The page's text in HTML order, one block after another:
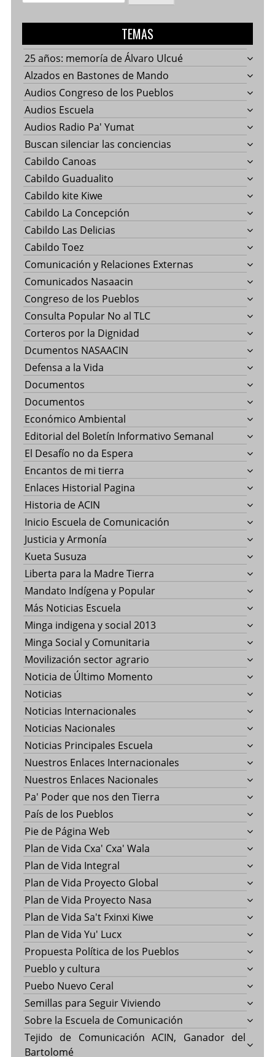
TEMAS
25 años: memoría de Álvaro Ulcué
Alzados en Bastones de Mando
Audios Congreso de los Pueblos
Audios Escuela
Audios Radio Pa' Yumat
Buscan silenciar las conciencias
Cabildo Canoas
Cabildo Guadualito
Cabildo kite Kiwe
Cabildo La Concepción
Cabildo Las Delicias
Cabildo Toez
Comunicación y Relaciones Externas
Comunicados Nasaacin
Congreso de los Pueblos
Consulta Popular No al TLC
Corteros por la Dignidad
Dcumentos NASAACIN
Defensa a la Vida
Documentos
Documentos
Económico Ambiental
Editorial del Boletín Informativo Semanal
El Desafío no da Espera
Encantos de mi tierra
Enlaces Historial Pagina
Historia de ACIN
Inicio Escuela de Comunicación
Justicia y Armonía
Kueta Susuza
Liberta para la Madre Tierra
Mandato Indígena y Popular
Más Noticias Escuela
Minga indigena y social 2013
Minga Social y Comunitaria
Movilización sector agrario
Noticia de Último Momento
Noticias
Noticias Internacionales
Noticias Nacionales
Noticias Principales Escuela
Nuestros Enlaces Internacionales
Nuestros Enlaces Nacionales
Pa' Poder que nos den Tierra
País de los Pueblos
Pie de Página Web
Plan de Vida Cxa' Cxa' Wala
Plan de Vida Integral
Plan de Vida Proyecto Global
Plan de Vida Proyecto Nasa
Plan de Vida Sa't Fxinxi Kiwe
Plan de Vida Yu' Lucx
Propuesta Política de los Pueblos
Pueblo y cultura
Puebo Nuevo Ceral
Semillas para Seguir Viviendo
Sobre la Escuela de Comunicación
Tejido de Comunicación ACIN, Ganador del
Bartolomé